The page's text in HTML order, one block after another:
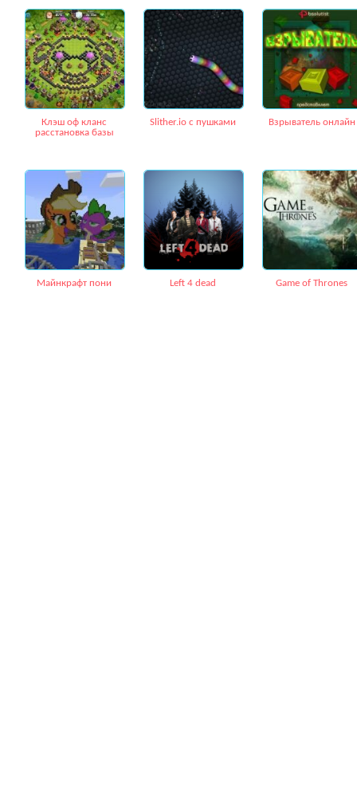
Клэш оф кланс
расстановка базы
Slither.io с пушками Взрыватель онлайн
Майнкрафт пони Left 4 dead Game of Thrones